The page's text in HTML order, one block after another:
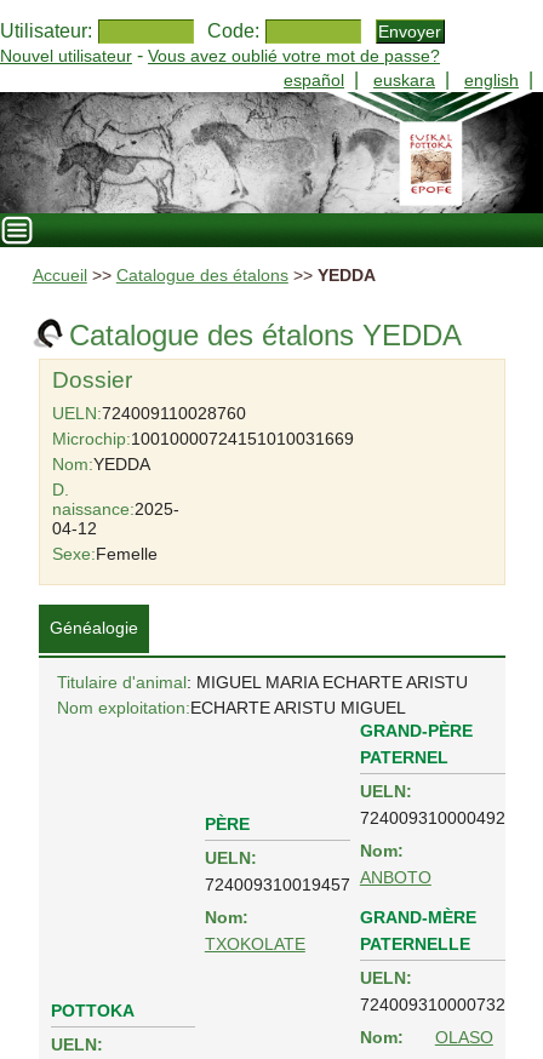
Utilisateur: Code:
Nouvel utilisateur - Vous avez oublié votre mot de passe?
español
euskara english
Accueil >> Catalogue des étalons>> YEDDA
Catalogue des étalons YEDDA
Dossier
UELN:724009110028760
Microchip:10010000724151010031669
Nom:YEDDA
D.
naissance:2025-
04-12
Sexe:Femelle
Généalogie
Titulaire d'animal: MIGUEL MARIA ECHARTE ARISTU
Nom exploitation:ECHARTE ARISTU MIGUEL
POTTOKA
UELN:
PÈRE
UELN:
724009310019457
Nom:
TXOKOLATE
GRAND-PÈRE
PATERNEL
UELN:
724009310000492
Nom:
ANBOTO
GRAND-MÈRE
PATERNELLE
UELN:
724009310000732
Nom:
OLASO